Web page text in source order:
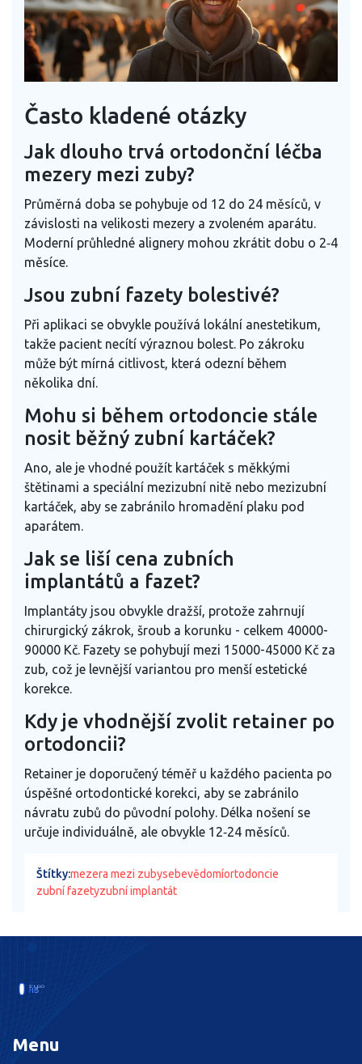
Často kladené otázky
Jak dlouho trvá ortodonční léčba
mezery mezi zuby?
Průměrná doba se pohybuje od 12 do 24 měsíců, v
závislosti na velikosti mezery a zvoleném aparátu.
Moderní průhledné alignery mohou zkrátit dobu o 2‑4
měsíce.
Jsou zubní fazety bolestivé?
Při aplikaci se obvykle používá lokální anestetikum,
takže pacient necítí výraznou bolest. Po zákroku
může být mírná citlivost, která odezní během
několika dní.
Mohu si během ortodoncie stále
nosit běžný zubní kartáček?
Ano, ale je vhodné použít kartáček s měkkými
štětinami a speciální mezizubní nitě nebo mezizubní
kartáček, aby se zabránilo hromadění plaku pod
aparátem.
Jak se liší cena zubních
implantátů a fazet?
Implantáty jsou obvykle dražší, protože zahrnují
chirurgický zákrok, šroub a korunku - celkem 40000-
90000 Kč. Fazety se pohybují mezi 15000-45000 Kč za
zub, což je levnější variantou pro menší estetické
korekce.
Kdy je vhodnější zvolit retainer po
ortodoncii?
Retainer je doporučený téměř u každého pacienta po
úspěšné ortodontické korekci, aby se zabránilo
návratu zubů do původní polohy. Délka nošení se
určuje individuálně, ale obvykle 12‑24 měsíců.
Štítky:mezera mezi zubysebevědomíortodoncie
zubní fazetyzubní implantát
Menu